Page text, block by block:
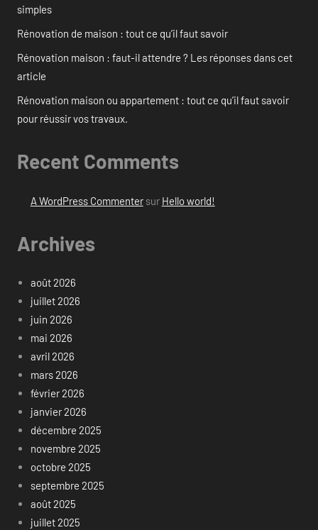
simples
Rénovation de maison : tout ce qu’il faut savoir
Rénovation maison : faut-il attendre ? Les réponses dans cet
article
Rénovation maison ou appartement : tout ce qu’il faut savoir
pour réussir vos travaux.
Recent Comments
A WordPress Commentersur Hello world!
Archives
août 2026
juillet 2026
juin 2026
mai 2026
avril 2026
mars 2026
février 2026
janvier 2026
décembre 2025
novembre 2025
octobre 2025
septembre 2025
août 2025
juillet 2025